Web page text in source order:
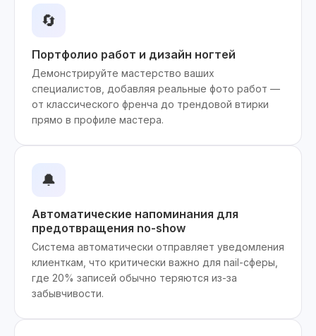
🔄
Портфолио работ и дизайн ногтей
Демонстрируйте мастерство ваших
специалистов, добавляя реальные фото работ —
от классического френча до трендовой втирки
прямо в профиле мастера.
🔔
Автоматические напоминания для
предотвращения no-show
Система автоматически отправляет уведомления
клиенткам, что критически важно для nail-сферы,
где 20% записей обычно теряются из-за
забывчивости.